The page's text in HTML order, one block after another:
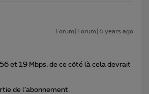
Forum|Forum|4 years ago
et 19 Mbps, de ce côté là cela devrait
de l’abonnement.